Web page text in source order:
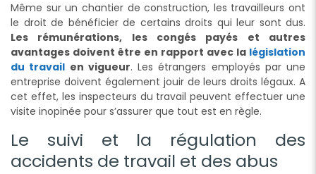
Même sur un chantier de construction, les travailleurs ont
le droit de bénéficier de certains droits qui leur sont dus.
Les rémunérations, les congés payés et autres
avantages doivent être en rapport avec la législation
du travail en vigueur. Les étrangers employés par une
entreprise doivent également jouir de leurs droits légaux. A
cet effet, les inspecteurs du travail peuvent effectuer une
visite inopinée pour s’assurer que tout est en règle.
Le suivi et la régulation des
accidents de travail et des abus